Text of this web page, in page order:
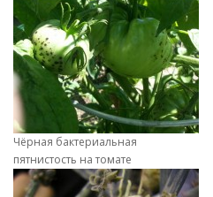
Чёрная бактериальная
пятнистость на томате